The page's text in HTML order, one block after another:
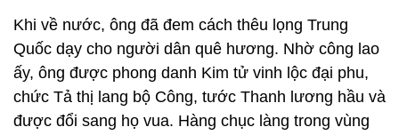
Khi về nước, ông đã đem cách thêu lọng Trung
Quốc dạy cho người dân quê hương. Nhờ công lao
ấy, ông được phong danh Kim tử vinh lộc đại phu,
chức Tả thị lang bộ Công, tước Thanh lương hầu và
được đổi sang họ vua. Hàng chục làng trong vùng